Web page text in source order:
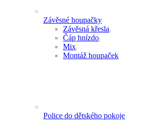
Závěsné houpačky
Závěsná křesla,
Čáp hnízdo,
Mix,
Montáž houpaček
Police do dětského pokoje